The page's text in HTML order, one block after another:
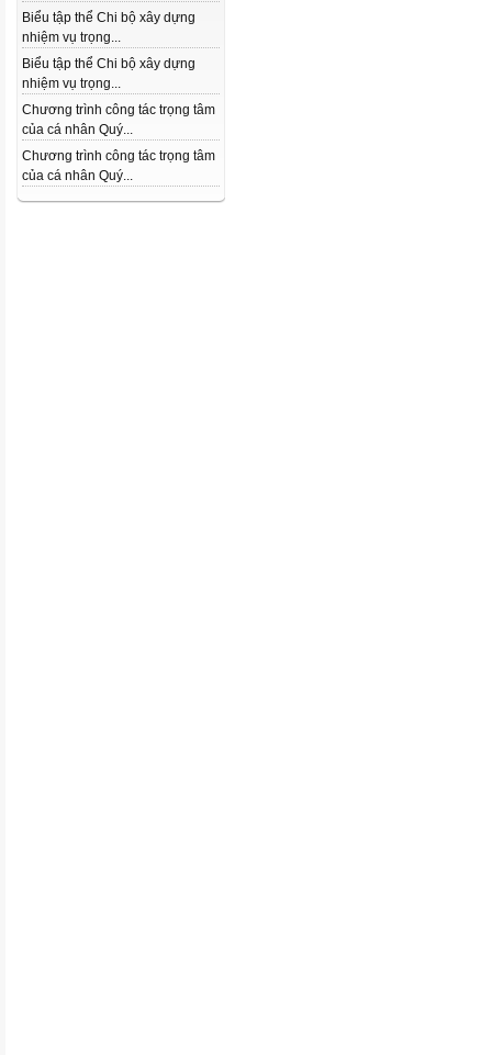
Biểu tập thể Chi bộ xây dựng
nhiệm vụ trọng...
Biểu tập thể Chi bộ xây dựng
nhiệm vụ trọng...
Chương trình công tác trọng tâm
của cá nhân Quý...
Chương trình công tác trọng tâm
của cá nhân Quý...